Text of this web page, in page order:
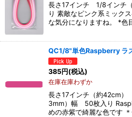
長さ17インチ 1/8インチ
り 素敵なピンク系ミック
な気分になりますね。 *色
QC1/8"単色Raspberry ラ
385円(税込)
在庫在庫わずか
長さ17インチ（約42cm
3mm）幅 50枚入り
めの赤紫で綺麗な色です